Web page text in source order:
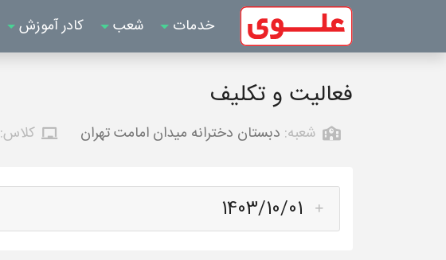
خدمات شعب کادر آموزش
فعالیت و تکلیف
شعبه: دبستان دخترانه میدان امامت تهران کلاس:
1403/10/01